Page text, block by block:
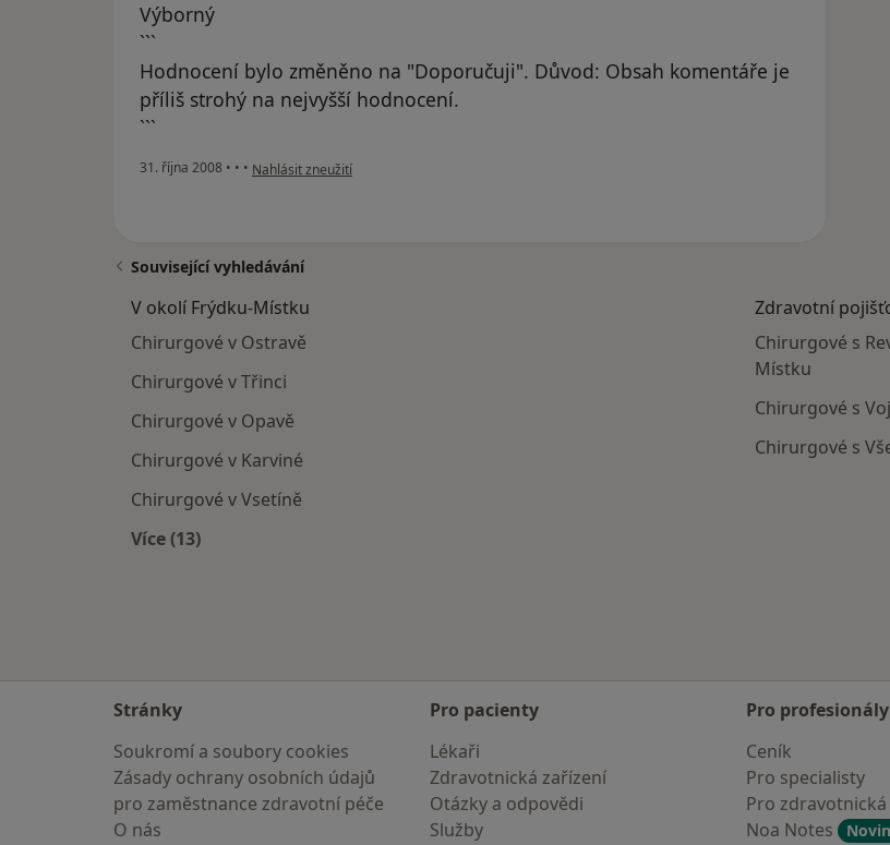
Výborný
```
Hodnocení bylo změněno na "Doporučuji". Důvod: Obsah komentáře je
příliš strohý na nejvyšší hodnocení.
```
31. října 2008 • • • podle názoru uživatele Petr Novák
Nahlásit zneužití
Související vyhledávání
V okolí Frýdku-Místku
Chirurgové v Ostravě
Chirurgové v Třinci
Chirurgové v Opavě
Chirurgové v Karviné
Chirurgové v Vsetíně
Více (13)
Zdravotní
Chirurgové s
Místku
Chirurgové s
Chirurgové s
Stránky
Soukromí a soubory cookies
Zásady ochrany osobních údajů
pro zaměstnance zdravotní péče
O nás
Pro pacienty
Lékaři
Zdravotnická zařízení
Otázky a odpovědi
Služby
Pro profesionály
Ceník
Pro specialisty
Pro
Noa Notes